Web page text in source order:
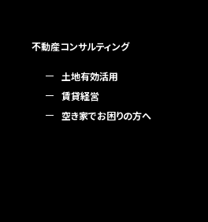
不動産コンサルティング
土地有効活用
賃貸経営
空き家でお困りの方へ